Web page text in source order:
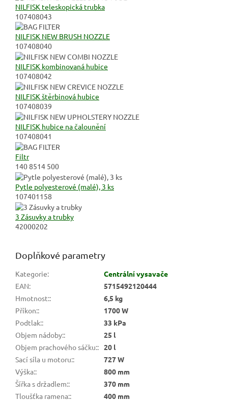
NILFISK teleskopická trubka
107408043
NILFISK NEW BRUSH NOZZLE
107408040
NILFISK kombinovaná hubice
107408042
NILFISK štěrbinová hubice
107408039
NILFISK hubice na čalounění
107408041
Filtr
140 8514 500
Pytle polyesterové (malé), 3 ks
107401158
3 Zásuvky a trubky
42000202
Doplňkové parametry
Kategorie:
Centrální vysavače
EAN:
5715492120444
Hmotnost::
6,5 kg
Příkon::
1700 W
Podtlak::
33 kPa
Objem nádoby::
25 l
Objem prachového sáčku:: 20 l
Sací síla u motoru::
727 W
Výška::
800 mm
Šířka s držadlem::
370 mm
Tloušťka ramena::
400 mm